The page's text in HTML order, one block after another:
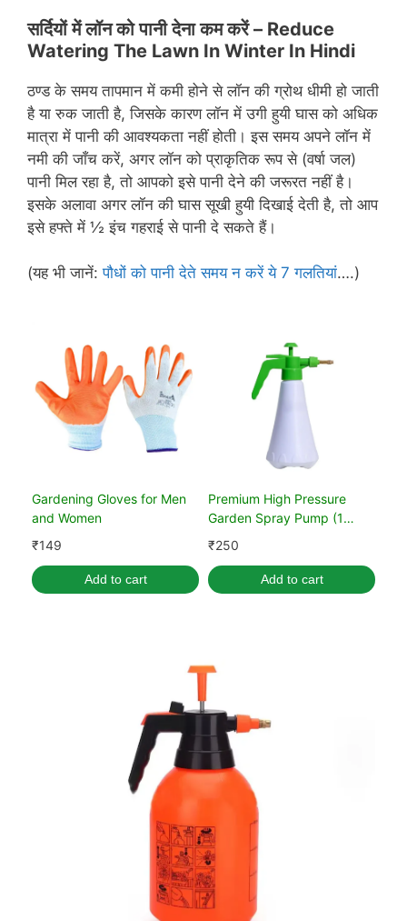
सर्दियों में लॉन को पानी देना कम करें – Reduce
Watering The Lawn In Winter In Hindi
ठण्ड के समय तापमान में कमी होने से लॉन की ग्रोथ धीमी हो जाती
है या रुक जाती है, जिसके कारण लॉन में उगी हुयी घास को अधिक
मात्रा में पानी की आवश्यकता नहीं होती। इस समय अपने लॉन में
नमी की जाँच करें, अगर लॉन को प्राकृतिक रूप से (वर्षा जल)
पानी मिल रहा है, तो आपको इसे पानी देने की जरूरत नहीं है।
इसके अलावा अगर लॉन की घास सूखी हुयी दिखाई देती है, तो आप
इसे हफ्ते में ½ इंच गहराई से पानी दे सकते हैं।
(यह भी जानें:पौधों को पानी देते समय न करें ये 7 गलतियां….)
Gardening Gloves for Men
and Women
₹149
Add to cart
Premium High Pressure
Garden Spray Pump (1
Liter)
₹250
Add to cart